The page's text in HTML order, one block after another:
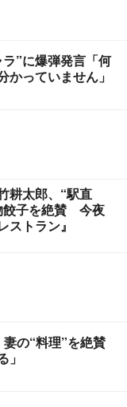
”に爆弾発言「何
かっていません」
耕太郎、“駅直
餃子を絶賛 今夜
ストラン』
の“料理”を絶賛
」